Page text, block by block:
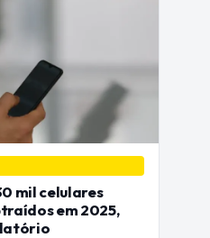
mil celulares
em 2025,